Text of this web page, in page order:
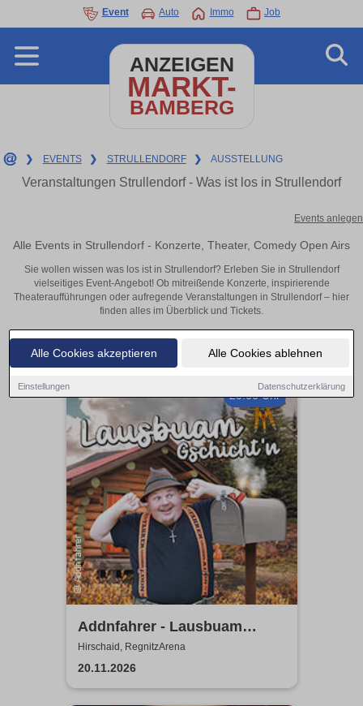
Alle Cookies akzeptieren Alle Cookies ablehnen
Einstellungen Datenschutzerklärung
Event Auto Immo Job
ANZEIGEN
MARKT-
BAMBERG
❯ EVENTS ❯ STRULLENDORF ❯ AUSSTELLUNG
Veranstaltungen Strullendorf - Was ist los in Strullendorf
Events anlegen
Alle Events in Strullendorf - Konzerte, Theater, Comedy Open Airs
Sie wollen wissen was los ist in Strullendorf? Erleben Sie in Strullendorf
vielseitiges Event-Angebot! Ob mitreißende Konzerte, inspirierende
Theateraufführungen oder aufregende Veranstaltungen in Strullendorf – hier
finden alles im Überblick und Tickets.
20:00 Uhr
Addnfahrer - Lausbuam
Gschicht'n
Hirschaid, RegnitzArena
20.11.2026